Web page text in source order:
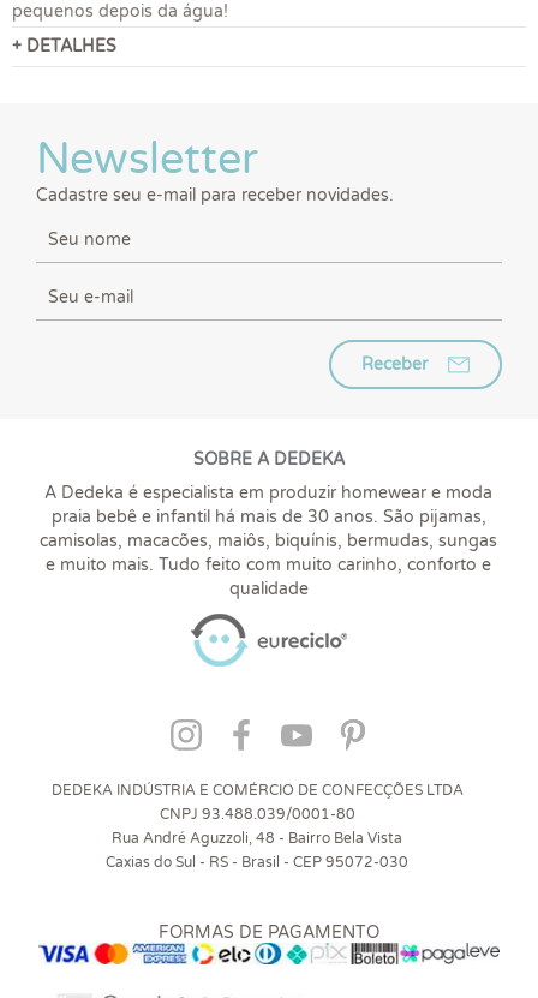
pequenos depois da água!
+ DETALHES
Newsletter
Cadastre seu e-mail para receber novidades.
Receber
SOBRE A DEDEKA
A Dedeka é especialista em produzir homewear e moda
praia bebê e infantil há mais de 30 anos. São pijamas,
camisolas, macacões, maiôs, biquínis, bermudas, sungas
e muito mais. Tudo feito com muito carinho, conforto e
qualidade
DEDEKA INDÚSTRIA E COMÉRCIO DE CONFECÇÕES LTDA
CNPJ 93.488.039/0001-80
Rua André Aguzzoli, 48 - Bairro Bela Vista
Caxias do Sul - RS - Brasil - CEP 95072-030
FORMAS DE PAGAMENTO